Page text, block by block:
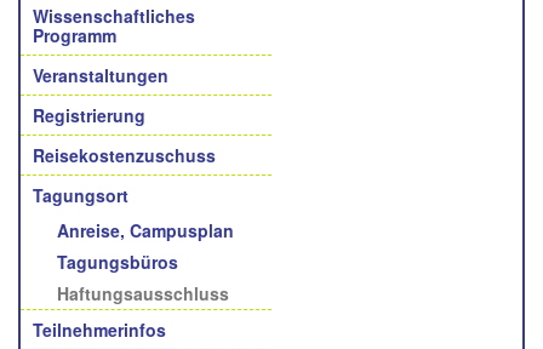
Wissenschaftliches
Programm
Veranstaltungen
Registrierung
Reisekostenzuschuss
Tagungsort
Anreise, Campusplan
Tagungsbüros
Haftungsausschluss
Teilnehmerinfos